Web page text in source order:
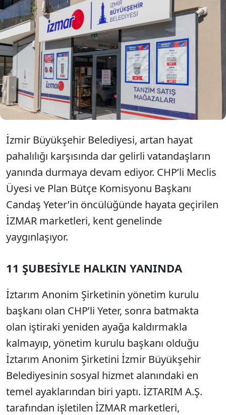
Zamlar durmuyor, alım gücü dibe vurdu. En temel
ihtiyaçlara ulaşmak bile birçok aile için artık lüks.
Bu ekonomik tabloya karşı yerel yönetimlerden
gelen çözümler ise dikkat çekiyor. İzmir
Büyükşehir Belediyesi, CHP’li Meclis Üyesi Candaş
Yeter’in öncülüğünde kurulan İZMAR
marketleriyle dar gelirlinin yanında olduğunu
gösterdi.
İzmir Büyükşehir Belediyesi, artan hayat
pahalılığı karşısında dar gelirli vatandaşların
yanında durmaya devam ediyor. CHP’li Meclis
Üyesi ve Plan Bütçe Komisyonu Başkanı
Candaş Yeter’in öncülüğünde hayata geçirilen
İZMAR marketleri, kent genelinde
yaygınlaşıyor.
11 ŞUBESİYLE HALKIN YANINDA
İztarım Anonim Şirketinin yönetim kurulu
başkanı olan CHP’li Yeter, sonra batmakta
olan iştiraki yeniden ayağa kaldırmakla
kalmayıp, yönetim kurulu başkanı olduğu
İztarım Anonim Şirketini İzmir Büyükşehir
Belediyesinin sosyal hizmet alanındaki en
temel ayaklarından biri yaptı. İZTARIM A.Ş.
tarafından işletilen İZMAR marketleri,